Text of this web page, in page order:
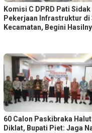
Komisi C DPRD Pati Sidak
Pekerjaan Infrastruktur di
Kecamatan, Begini
60 Calon Paskibraka
Diklat, Bupati Piet: Jaga